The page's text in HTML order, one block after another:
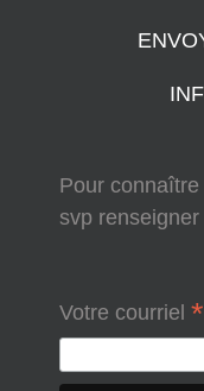
Pour
svp
Votre courriel *